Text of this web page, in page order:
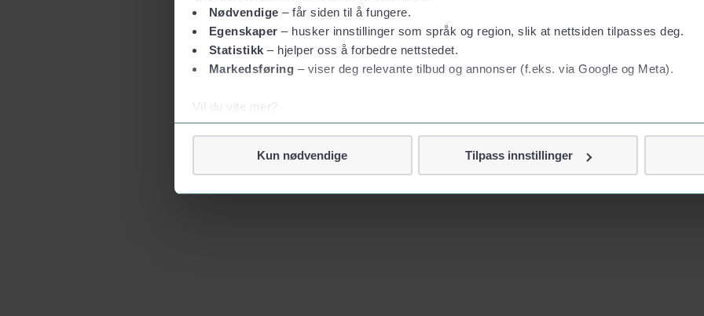
Nødvendige – får siden til å fungere.
Egenskaper – husker innstillinger som språk og region, slik at nettsiden tilpasses deg.
Statistikk – hjelper oss å forbedre nettstedet.
Markedsføring – viser deg relevante tilbud og annonser (f.eks. via Google og Meta).
Vil du vite mer?
Om informasjonskapsler
Kun nødvendige Tilpass innstillinger